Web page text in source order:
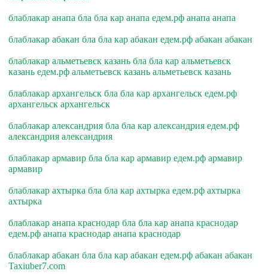
блаблакар анапа бла бла кар анапа едем.рф анапа анапа
блаблакар абакан бла бла кар абакан едем.рф абакан абакан
блаблакар альметьевск казань бла бла кар альметьевск
казань едем.рф альметьевск казань альметьевск казань
блаблакар архангельск бла бла кар архангельск едем.рф
архангельск архангельск
блаблакар александрия бла бла кар александрия едем.рф
александрия александрия
блаблакар армавир бла бла кар армавир едем.рф армавир
армавир
блаблакар ахтырка бла бла кар ахтырка едем.рф ахтырка
ахтырка
блаблакар анапа краснодар бла бла кар анапа краснодар
едем.рф анапа краснодар анапа краснодар
блаблакар абакан бла бла кар абакан едем.рф абакан абакан
Taxiuber7.com